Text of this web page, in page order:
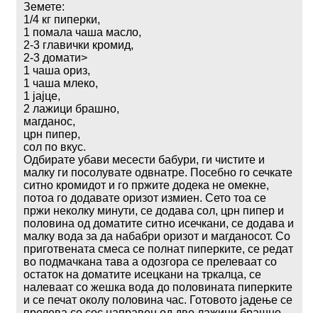
Земете:
1/4 кг пиперки,
1 помала чаша масло,
2-3 главички кромид,
2-3 домати>
1 чаша ориз,
1 чаша млеко,
1 јајце,
2 лажици брашно,
магданос,
црн пипер,
сол по вкус.
Одбирате убави месести бабури, ги чистите и
малку ги посолувате одвнатре. Посебно го сечкате
ситно кромидот и го пржите додека не омекне,
потоа го додавате оризот измиен. Сето тоа се
пржи неколку минути, се додава сол, црн пипер и
половина од доматите ситно исечкани, се додава и
малку вода за да набабри оризот и магданосот. Со
приготвената смеса се полнат пиперките, се редат
во подмачкана тава а одозгора се прелеваат со
остаток на доматите исецкани на тркалца, се
налеваат со жешка вода до половината пиперките
и се печат околу половина час. Готовото јадење се